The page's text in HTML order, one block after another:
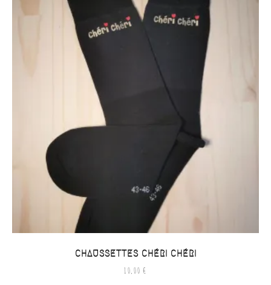
CHAUSSETTES CHÉRI CHÉRI
10,00€